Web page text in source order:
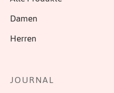
Damen
Herren
JOURNAL